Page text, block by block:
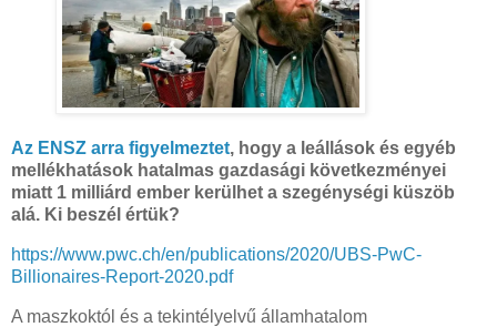
Az ENSZ arra figyelmeztet, hogy a leállások és egyéb
mellékhatások hatalmas gazdasági következményei
miatt 1 milliárd ember kerülhet a szegénységi küszöb
alá. Ki beszél értük?
https://www.pwc.ch/en/publications/2020/UBS-PwC-
Billionaires-Report-2020.pdf
A maszkoktól és a tekintélyelvű államhatalom